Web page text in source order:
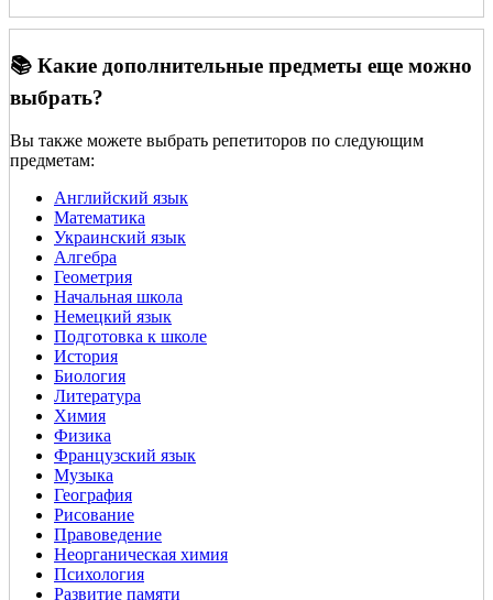
📚 Какие дополнительные предметы еще можно
выбрать?
Вы также можете выбрать репетиторов по следующим
предметам:
Английский язык
Математика
Украинский язык
Алгебра
Геометрия
Начальная школа
Немецкий язык
Подготовка к школе
История
Биология
Литература
Химия
Физика
Французский язык
Музыка
География
Рисование
Правоведение
Неорганическая химия
Психология
Развитие памяти